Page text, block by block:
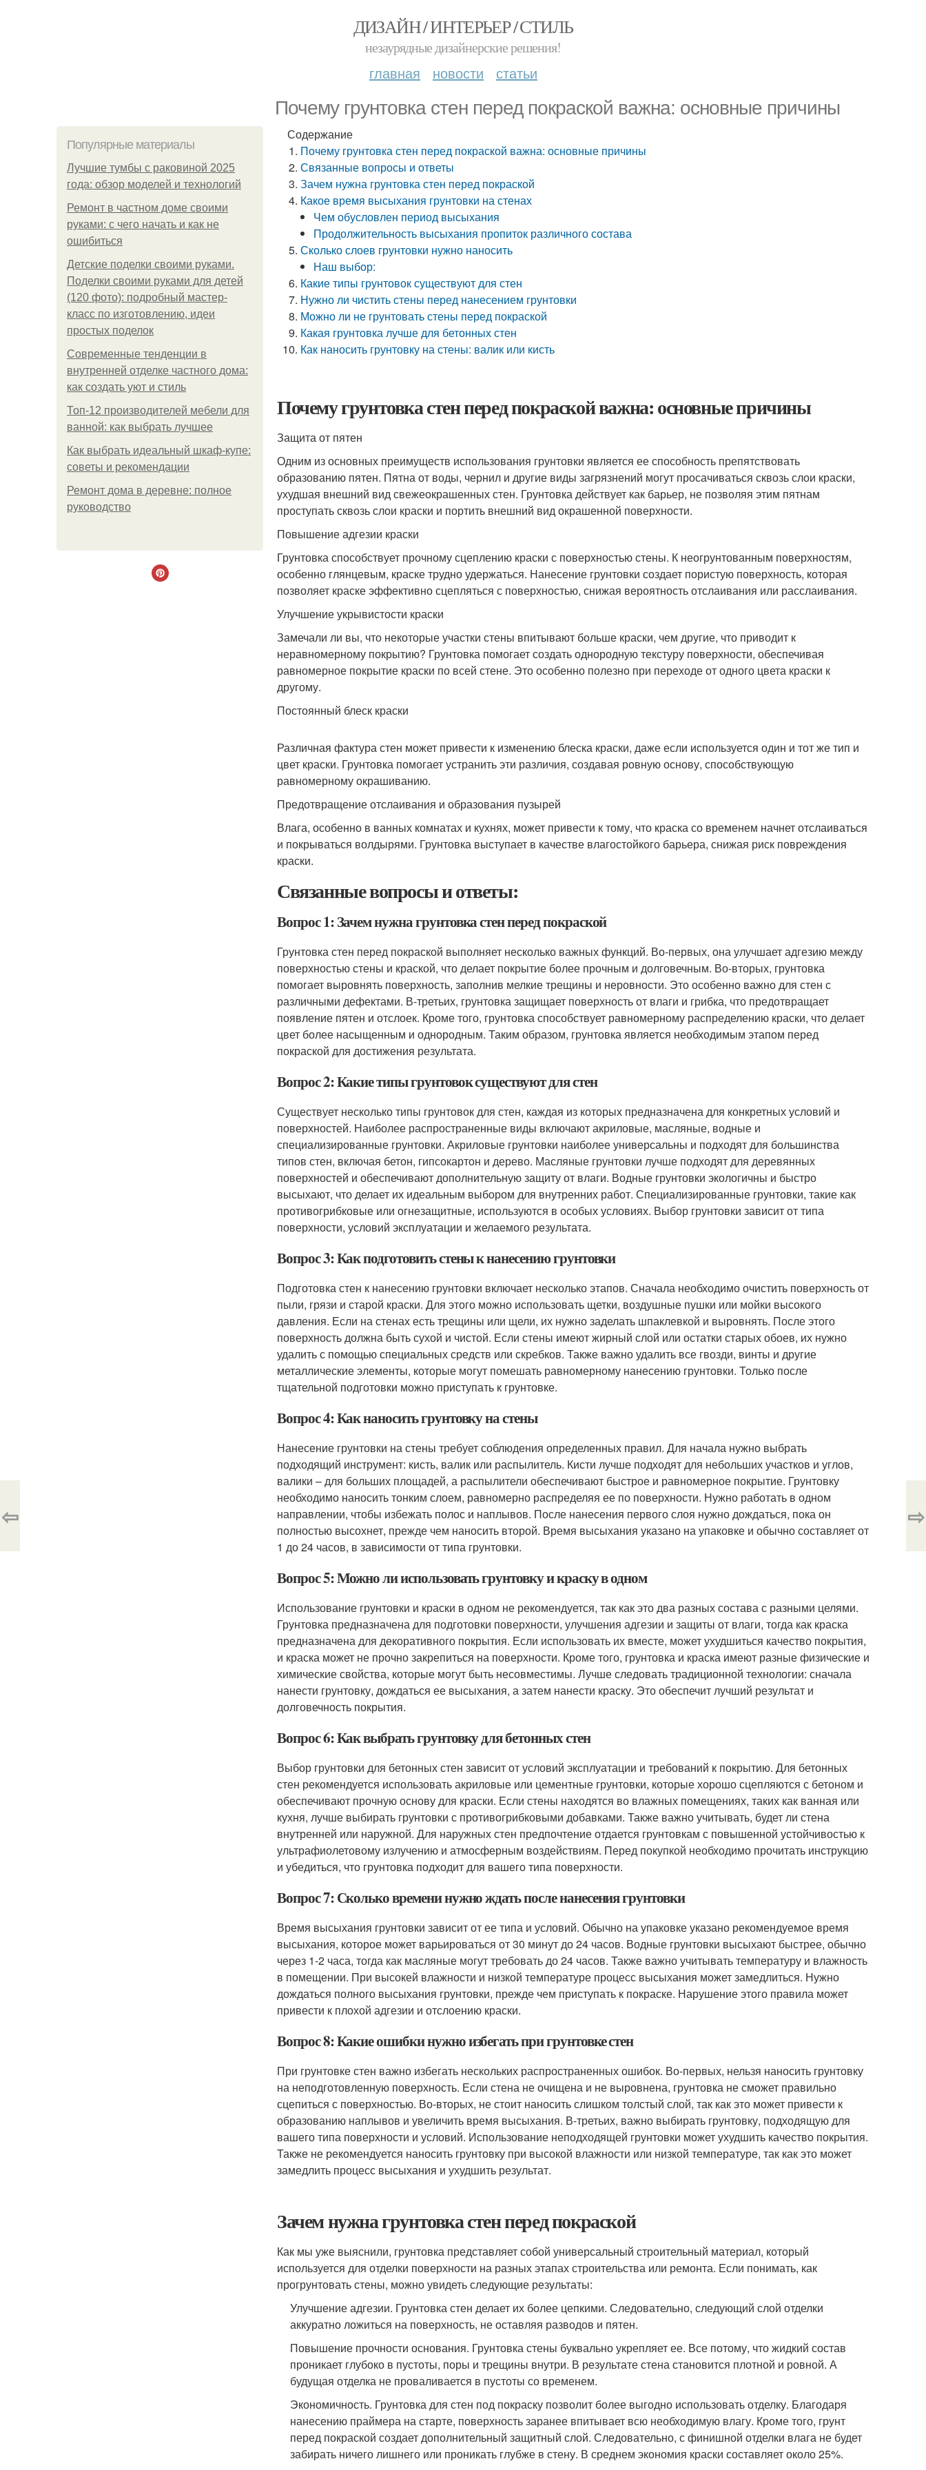
ДИЗАЙН / ИНТЕРЬЕР / СТИЛЬ
незаурядные дизайнерские решения!
главная новости статьи
Почему грунтовка стен перед покраской важна: основные причины
Популярные материалы
Лучшие тумбы с раковиной 2025
года: обзор моделей и технологий
Ремонт в частном доме своими
руками: с чего начать и как не
ошибиться
Детские поделки своими руками.
Поделки своими руками для детей
(120 фото): подробный мастер-
класс по изготовлению, идеи
простых поделок
Современные тенденции в
внутренней отделке частного дома:
как создать уют и стиль
Топ-12 производителей мебели для
ванной: как выбрать лучшее
Как выбрать идеальный шкаф-купе:
советы и рекомендации
Ремонт дома в деревне: полное
руководство
Содержание
Почему грунтовка стен перед покраской важна: основные причины
Связанные вопросы и ответы
Зачем нужна грунтовка стен перед покраской
Какое время высыхания грунтовки на стенах
Чем обусловлен период высыхания
Продолжительность высыхания пропиток различного состава
Сколько слоев грунтовки нужно наносить
Наш выбор:
Какие типы грунтовок существуют для стен
Нужно ли чистить стены перед нанесением грунтовки
Можно ли не грунтовать стены перед покраской
Какая грунтовка лучше для бетонных стен
Как наносить грунтовку на стены: валик или кисть
Почему грунтовка стен перед покраской важна: основные причины
Защита от пятен
Одним из основных преимуществ использования грунтовки является ее способность препятствовать
образованию пятен. Пятна от воды, чернил и другие виды загрязнений могут просачиваться сквозь слои краски,
ухудшая внешний вид свежеокрашенных стен. Грунтовка действует как барьер, не позволяя этим пятнам
проступать сквозь слои краски и портить внешний вид окрашенной поверхности.
Повышение адгезии краски
Грунтовка способствует прочному сцеплению краски с поверхностью стены. К неогрунтованным поверхностям,
особенно глянцевым, краске трудно удержаться. Нанесение грунтовки создает пористую поверхность, которая
позволяет краске эффективно сцепляться с поверхностью, снижая вероятность отслаивания или расслаивания.
Улучшение укрывистости краски
Замечали ли вы, что некоторые участки стены впитывают больше краски, чем другие, что приводит к
неравномерному покрытию? Грунтовка помогает создать однородную текстуру поверхности, обеспечивая
равномерное покрытие краски по всей стене. Это особенно полезно при переходе от одного цвета краски к
другому.
Постоянный блеск краски
Различная фактура стен может привести к изменению блеска краски, даже если используется один и тот же тип и
цвет краски. Грунтовка помогает устранить эти различия, создавая ровную основу, способствующую
равномерному окрашиванию.
Предотвращение отслаивания и образования пузырей
Влага, особенно в ванных комнатах и кухнях, может привести к тому, что краска со временем начнет отслаиваться
и покрываться волдырями. Грунтовка выступает в качестве влагостойкого барьера, снижая риск повреждения
краски.
Связанные вопросы и ответы:
Вопрос 1: Зачем нужна грунтовка стен перед покраской
Грунтовка стен перед покраской выполняет несколько важных функций. Во-первых, она улучшает адгезию между
поверхностью стены и краской, что делает покрытие более прочным и долговечным. Во-вторых, грунтовка
помогает выровнять поверхность, заполнив мелкие трещины и неровности. Это особенно важно для стен с
различными дефектами. В-третьих, грунтовка защищает поверхность от влаги и грибка, что предотвращает
появление пятен и отслоек. Кроме того, грунтовка способствует равномерному распределению краски, что делает
цвет более насыщенным и однородным. Таким образом, грунтовка является необходимым этапом перед
покраской для достижения результата.
Вопрос 2: Какие типы грунтовок существуют для стен
Существует несколько типы грунтовок для стен, каждая из которых предназначена для конкретных условий и
поверхностей. Наиболее распространенные виды включают акриловые, масляные, водные и
специализированные грунтовки. Акриловые грунтовки наиболее универсальны и подходят для большинства
типов стен, включая бетон, гипсокартон и дерево. Масляные грунтовки лучше подходят для деревянных
поверхностей и обеспечивают дополнительную защиту от влаги. Водные грунтовки экологичны и быстро
высыхают, что делает их идеальным выбором для внутренних работ. Специализированные грунтовки, такие как
противогрибковые или огнезащитные, используются в особых условиях. Выбор грунтовки зависит от типа
поверхности, условий эксплуатации и желаемого результата.
Вопрос 3: Как подготовить стены к нанесению грунтовки
Подготовка стен к нанесению грунтовки включает несколько этапов. Сначала необходимо очистить поверхность от
пыли, грязи и старой краски. Для этого можно использовать щетки, воздушные пушки или мойки высокого
давления. Если на стенах есть трещины или щели, их нужно заделать шпаклевкой и выровнять. После этого
поверхность должна быть сухой и чистой. Если стены имеют жирный слой или остатки старых обоев, их нужно
удалить с помощью специальных средств или скребков. Также важно удалить все гвозди, винты и другие
металлические элементы, которые могут помешать равномерному нанесению грунтовки. Только после
тщательной подготовки можно приступать к грунтовке.
Вопрос 4: Как наносить грунтовку на стены
Нанесение грунтовки на стены требует соблюдения определенных правил. Для начала нужно выбрать
подходящий инструмент: кисть, валик или распылитель. Кисти лучше подходят для небольших участков и углов,
валики – для больших площадей, а распылители обеспечивают быстрое и равномерное покрытие. Грунтовку
необходимо наносить тонким слоем, равномерно распределяя ее по поверхности. Нужно работать в одном
направлении, чтобы избежать полос и наплывов. После нанесения первого слоя нужно дождаться, пока он
полностью высохнет, прежде чем наносить второй. Время высыхания указано на упаковке и обычно составляет от
1 до 24 часов, в зависимости от типа грунтовки.
Вопрос 5: Можно ли использовать грунтовку и краску в одном
Использование грунтовки и краски в одном не рекомендуется, так как это два разных состава с разными целями.
Грунтовка предназначена для подготовки поверхности, улучшения адгезии и защиты от влаги, тогда как краска
предназначена для декоративного покрытия. Если использовать их вместе, может ухудшиться качество покрытия,
и краска может не прочно закрепиться на поверхности. Кроме того, грунтовка и краска имеют разные физические и
химические свойства, которые могут быть несовместимы. Лучше следовать традиционной технологии: сначала
нанести грунтовку, дождаться ее высыхания, а затем нанести краску. Это обеспечит лучший результат и
долговечность покрытия.
Вопрос 6: Как выбрать грунтовку для бетонных стен
Выбор грунтовки для бетонных стен зависит от условий эксплуатации и требований к покрытию. Для бетонных
стен рекомендуется использовать акриловые или цементные грунтовки, которые хорошо сцепляются с бетоном и
обеспечивают прочную основу для краски. Если стены находятся во влажных помещениях, таких как ванная или
кухня, лучше выбирать грунтовки с противогрибковыми добавками. Также важно учитывать, будет ли стена
внутренней или наружной. Для наружных стен предпочтение отдается грунтовкам с повышенной устойчивостью к
ультрафиолетовому излучению и атмосферным воздействиям. Перед покупкой необходимо прочитать инструкцию
и убедиться, что грунтовка подходит для вашего типа поверхности.
Вопрос 7: Сколько времени нужно ждать после нанесения грунтовки
Время высыхания грунтовки зависит от ее типа и условий. Обычно на упаковке указано рекомендуемое время
высыхания, которое может варьироваться от 30 минут до 24 часов. Водные грунтовки высыхают быстрее, обычно
через 1-2 часа, тогда как масляные могут требовать до 24 часов. Также важно учитывать температуру и влажность
в помещении. При высокей влажности и низкой температуре процесс высыхания может замедлиться. Нужно
дождаться полного высыхания грунтовки, прежде чем приступать к покраске. Нарушение этого правила может
привести к плохой адгезии и отслоению краски.
Вопрос 8: Какие ошибки нужно избегать при грунтовке стен
При грунтовке стен важно избегать нескольких распространенных ошибок. Во-первых, нельзя наносить грунтовку
на неподготовленную поверхность. Если стена не очищена и не выровнена, грунтовка не сможет правильно
сцепиться с поверхностью. Во-вторых, не стоит наносить слишком толстый слой, так как это может привести к
образованию наплывов и увеличить время высыхания. В-третьих, важно выбирать грунтовку, подходящую для
вашего типа поверхности и условий. Использование неподходящей грунтовки может ухудшить качество покрытия.
Также не рекомендуется наносить грунтовку при высокой влажности или низкой температуре, так как это может
замедлить процесс высыхания и ухудшить результат.
Зачем нужна грунтовка стен перед покраской
Как мы уже выяснили, грунтовка представляет собой универсальный строительный материал, который
используется для отделки поверхности на разных этапах строительства или ремонта. Если понимать, как
прогрунтовать стены, можно увидеть следующие результаты:
Улучшение адгезии. Грунтовка стен делает их более цепкими. Следовательно, следующий слой отделки
аккуратно ложиться на поверхность, не оставляя разводов и пятен.
Повышение прочности основания. Грунтовка стены буквально укрепляет ее. Все потому, что жидкий состав
проникает глубоко в пустоты, поры и трещины внутри. В результате стена становится плотной и ровной. А
будущая отделка не проваливается в пустоты со временем.
Экономичность. Грунтовка для стен под покраску позволит более выгодно использовать отделку. Благодаря
нанесению праймера на старте, поверхность заранее впитывает всю необходимую влагу. Кроме того, грунт
перед покраской создает дополнительный защитный слой. Следовательно, с финишной отделки влага не будет
забирать ничего лишнего или проникать глубже в стену. В среднем экономия краски составляет около 25%.
⇦ ⇨